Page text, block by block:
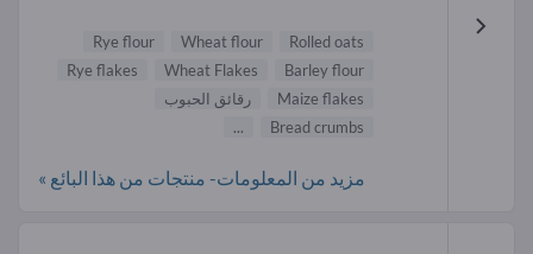
Rolled oats
Wheat flour
Rye flour
Barley flour
Wheat Flakes
Rye flakes
Maize flakes
رقائق الحبوب
Bread crumbs
...
مزيد من المعلومات- منتجات من هذا البائع »